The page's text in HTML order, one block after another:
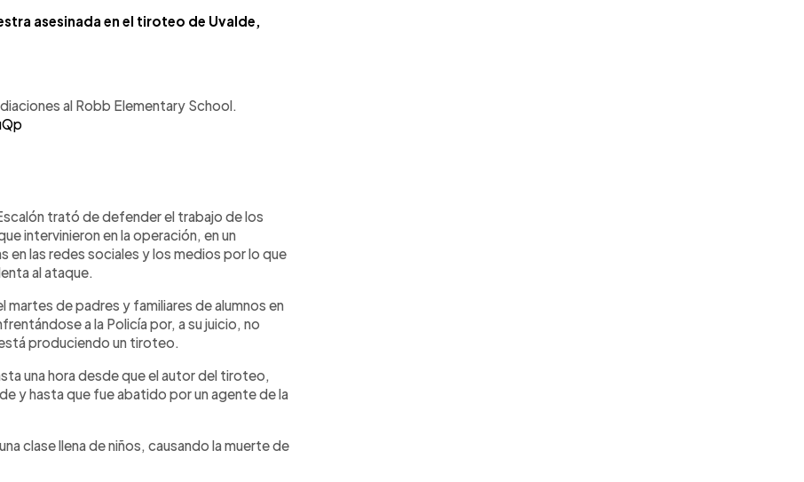
asesinada en el tiroteo de Uvalde,
al Robb Elementary School.
trató de defender el trabajo de los
intervinieron en la operación, en un
en las redes sociales y los medios por lo que
al ataque.
de padres y familiares de alumnos en
a la Policía por, a su juicio, no
produciendo un tiroteo.
una hora desde que el autor del tiroteo,
y hasta que fue abatido por un agente de la
clase llena de niños, causando la muerte de